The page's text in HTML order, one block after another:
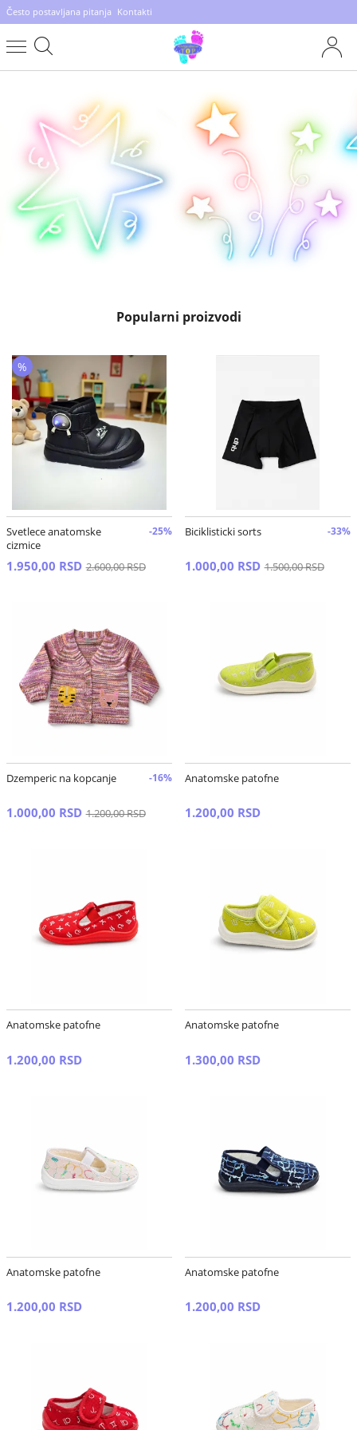
Često postavljana pitanja Kontakti
Popularni proizvodi
Svetlece anatomske
cizmice
-25%
1.950,00 RSD 2.600,00 RSD
%
Biciklisticki sorts -33%
1.000,00 RSD 1.500,00 RSD
Dzemperic na kopcanje -16%
1.000,00 RSD 1.200,00 RSD
Anatomske patofne
1.200,00 RSD
Anatomske patofne
1.200,00 RSD
Anatomske patofne
1.300,00 RSD
Anatomske patofne
1.200,00 RSD
Anatomske patofne
1.200,00 RSD